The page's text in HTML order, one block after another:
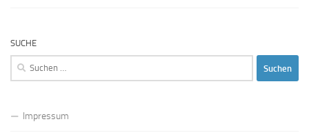
SUCHE
Suchen
Impressum